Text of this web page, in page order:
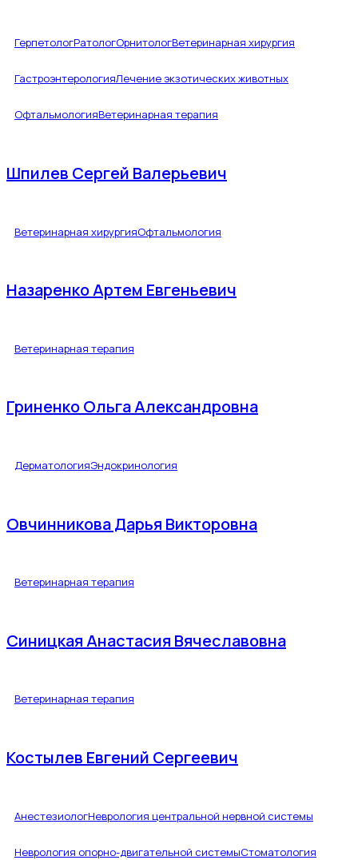
ГерпетологРатологОрнитологВетеринарная хирургия
ГастроэнтерологияЛечение экзотических животных
ОфтальмологияВетеринарная терапия
Шпилев Сергей Валерьевич
Ветеринарная хирургияОфтальмология
Назаренко Артем Евгеньевич
Ветеринарная терапия
Гриненко Ольга Александровна
ДерматологияЭндокринология
Овчинникова Дарья Викторовна
Ветеринарная терапия
Синицкая Анастасия Вячеславовна
Ветеринарная терапия
Костылев Евгений Сергеевич
АнестезиологНеврология центральной нервной системы
Неврология опорно-двигательной системыСтоматология